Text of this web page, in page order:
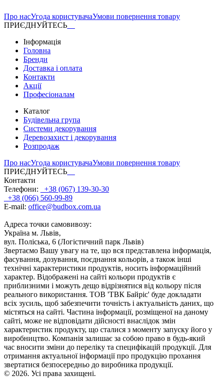
Про насУгода користувачаУмови повернення товару
ПРИЄДНУЙТЕСЬ
Інформація
Головна
Бренди
Доставка і оплата
Контакти
Акції
Професіоналам
Каталог
Будівельна група
Системи декорування
Деревозахист і декорування
Розпродаж
Про насУгода користувачаУмови повернення товару
ПРИЄДНУЙТЕСЬ
Контакти
Телефони:
+38 (067) 139-30-30
+38 (066) 560-99-89
E-mail: office@budbox.com.ua
Адреса точки самовивозу:
Україна м. Львів,
вул. Поліська, 6 (Логістичний парк Львів)
Звертаємо Вашу увагу на те, що вся представлена інформація,
фасування, дозування, поєднання кольорів, а також інші
технічні характеристики продуктів, носить інформаційний
характер. Відображені на сайті кольори продуктів є
приблизними і можуть дещо відрізнятися від кольору після
реального використання. ТОВ 'ТВК Байріс' буде докладати
всіх зусиль, щоб забезпечити точність і актуальність даних, що
містяться на сайті. Частина інформації, розміщеної на даному
сайті, може не відповідати дійсності внаслідок змін
характеристик продукту, що сталися з моменту запуску його у
виробництво. Компанія залишає за собою право в будь-який
час вносити зміни до переліку та специфікацій продукції. Для
отримання актуальної інформації про продукцію прохання
звертатися безпосередньо до виробника продукції.
© 2026. Усі права захищені.